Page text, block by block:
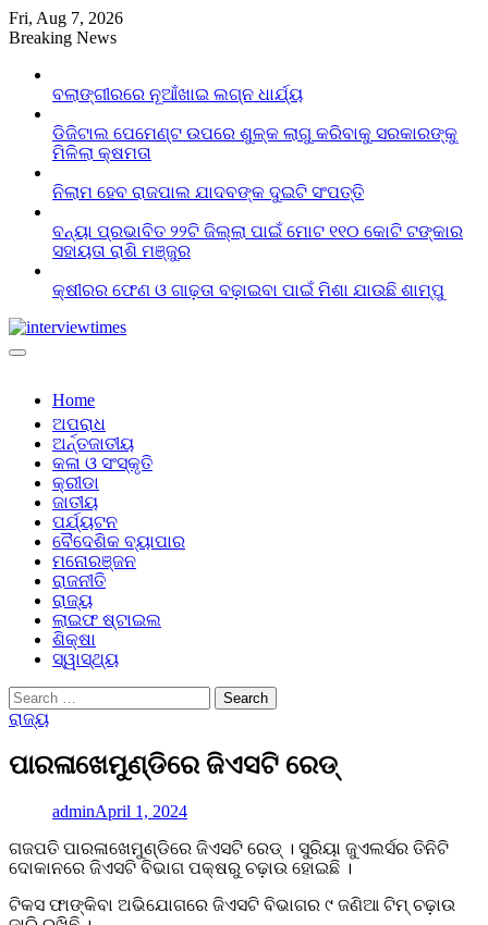
Skip
to
Fri, Aug 7, 2026
Breaking News
ବଲାଙ୍ଗୀରରେ ନୂଆଁଖାଇ ଲଗ୍ନ ଧାର୍ଯ୍ୟ
ଡିଜିଟାଲ ପେମେଣ୍ଟ ଉପରେ ଶୁଳ୍କ ଲାଗୁ କରିବାକୁ ସରକାରଙ୍କୁ
ମିଳିଲା କ୍ଷମତା
ନିଲାମ ହେବ ରାଜପାଲ ଯାଦବଙ୍କ ଦୁଇଟି ସଂପତ୍ତି
ବନ୍ୟା ପ୍ରଭାବିତ ୨୨ଟି ଜିଲ୍ଲା ପାଇଁ ମୋଟ ୧୧୦ କୋଟି ଟଙ୍କାର
ସହାୟତା ରାଶି ମଞ୍ଜୁର
କ୍ଷୀରର ଫେଣ ଓ ଗାଢ଼ତା ବଢ଼ାଇବା ପାଇଁ ମିଶା ଯାଉଛି ଶାମ୍ପୁ
Home
ଅପରାଧ
ଅର୍ନ୍ତଜାତୀୟ
କଳା ଓ ସଂସ୍କୃତି
କ୍ରୀଡା
ଜାତୀୟ
ପର୍ଯ୍ୟଟନ
ବୈଦେଶିକ ବ୍ୟାପାର
ମନୋରଞ୍ଜନ
ରାଜନୀତି
ରାଜ୍ୟ
ଲାଇଫ ଷ୍ଟାଇଲ
ଶିକ୍ଷା
ସ୍ୱାସ୍ଥ୍ୟ
Search
for:
ରାଜ୍ୟ
ପାରଳାଖେମୁଣ୍ଡିରେ ଜିଏସଟି ରେଡ୍
adminApril 1, 2024
ଗଜପତି ପାରଳାଖେମୁଣ୍ଡିରେ ଜିଏସଟି ରେଡ୍ । ସୁରିୟା ଜୁଏଲର୍ସର ତିନିଟି
ଦୋକାନରେ ଜିଏସଟି ବିଭାଗ ପକ୍ଷରୁ ଚଢ଼ାଉ ହୋଇଛି ।
ଟିକସ ଫାଙ୍କିବା ଅଭିଯୋଗରେ ଜିଏସଟି ବିଭାଗର ୯ ଜଣିଆ ଟିମ୍ ଚଢ଼ାଉ